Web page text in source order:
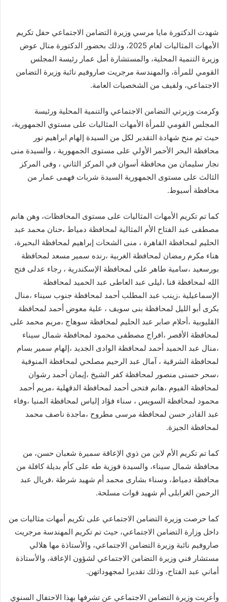
شهدت الدكتورة مايا مرسي وزيرة التضامن الاجتماعي حفل تكريم
الأمهات المثاليات لعام 2025، وذلك بحضور الدكتورة منال عوض
وزيرة التنمية المحلية، والمستشارة أمل عمار رئيسة المجلس
القومي للمرأة، والمهندسة مرجريت صاروفيم نائبة وزيرة التضامن
الاجتماعي، ولفيف من الشخصيات العامة.
وكرمت وزيرتي التضامن الاجتماعي والتنمية المحلية ورئيسة
المجلس القومي للمرأة الأمهات المثاليات على مستوي الجمهورية،
حيث تم منح شهادة التقدير لكل من السيدة إلهام ابراهيم نور
محافظة البحر الأحمر الأولي على مستوى الجمهورية ، والسيدة منى
نجار سليمان من محافظة أسوان في المركز الثاني ، وفى المركز
الثالث على مستوى الجمهورية السيدة شربات فهمى عمار من
محافظة أسيوط.
كما تم تكريم الأمهات المثاليات على مستوى المحافظات، وهن هانم
مصطفى عبد الفتاح الأم المثالية لمحافظة دمياط ،حنان محمد عبد
الحليم لمحافظة القاهرة ، منى الشحات إبراهيم لمحافظة البحيرة،
هناء مكرم رمضان لمحافظة الغربية ،رنده سمير مسعد لمحافظة
بورسعيد ،سامية طاهر على لمحافظة الإسكندرية ، رجاء عدلى فتح
الله لمحافظة قنا ،ليلى عبد العاطى عبد الحميد لمحافظة
الإسماعيلية ،زينب عبد المطلب أحمد لمحافظة جنوب سيناء ،منال
بكرى أبو الليل لمحافظة بنى سويف ، علية معوض أحمد لمحافظة
القليوبية ،أحلام صابر عبد الحليم لمحافظة سوهاج ،مريم محمد على
لمحافظة الأقصر ،افراج مصطفى محمود لمحافظة شمال سيناء
،منال عبد الحميد أحمد لمحافظة الوادى الجديد ،إلهام سمير بسام
لمحافظة الشرقية ، آمال عبد الرحيم مصلحي لمحافظة المنوفية
،سحر حسنى منصور لمحافظة كفر الشيخ ،إيمان أحمد رشوان
لمحافظة الفيوم ،هانم فتحى أحمد لمحافظة الدقهلية ،مريم أحمد
محمود لمحافظة السويس ، سناء فؤاد إلياس لمحافظة المنيا ،وفاء
عبد القادر حسن لمحافظة مرسى مطروح ،ماجدة ناصف محمد
لمحافظة الجيزة.
كما تم تكريم الأم لابن من ذوي الإعاقة سميرة شعبان حسن، من
محافظة شمال سيناء، والسيدة فوزية طه على كأم بديلة كافلة من
محافظة دمياط، وسناء بشارى محمد أم شهيد شرطة ،فريال عبد
الرحمن الغرابلى أم شهيد قوات مسلحة.
كما حرصت وزيرة التضامن الاجتماعي على تكريم أمهات مثاليات من
داخل وزارة التضامن الاجتماعي، حيث تم تكريم المهندسة مرجريت
صاروفيم نائبة وزيرة التضامن الاجتماعي، والأستاذة مها هلالي
مستشار فني وزيرة التضامن الاجتماعي لشؤون الإعاقة، والأستاذة
أماني عبد الفتاح، وذلك تقديرا لمجهوداتهن.
وأعربت وزيرة التضامن الاجتماعي عن تشرفها بهذا الاحتفال السنوي